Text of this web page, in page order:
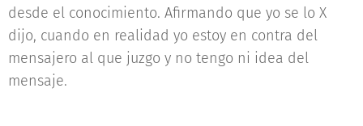
desde el conocimiento. Afirmando que yo se lo X
dijo, cuando en realidad yo estoy en contra del
mensajero al que juzgo y no tengo ni idea del
mensaje.